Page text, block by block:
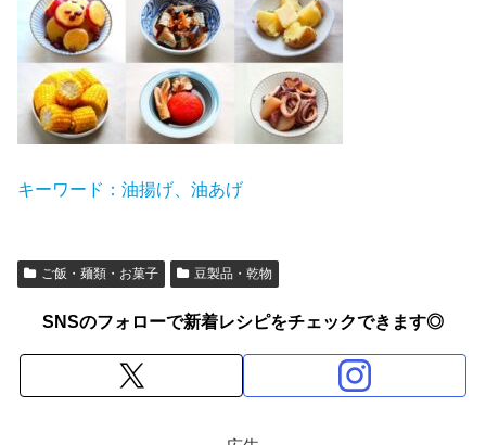
キーワード：油揚げ、油あげ
ご飯・麺類・お菓子 豆製品・乾物
SNSのフォローで新着レシピをチェックできます◎